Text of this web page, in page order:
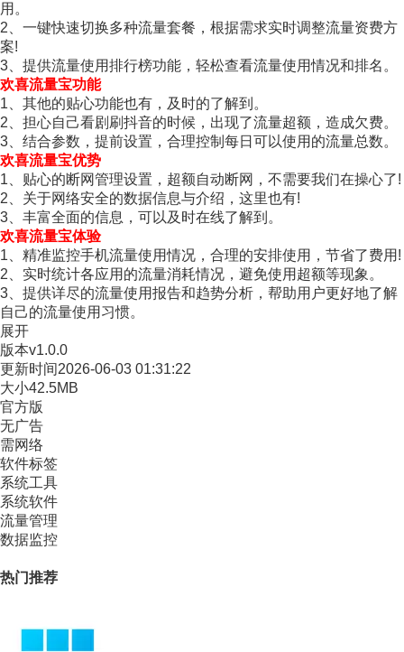
用。
2、一键快速切换多种流量套餐，根据需求实时调整流量资费方
案!
3、提供流量使用排行榜功能，轻松查看流量使用情况和排名。
欢喜流量宝功能
1、其他的贴心功能也有，及时的了解到。
2、担心自己看剧刷抖音的时候，出现了流量超额，造成欠费。
3、结合参数，提前设置，合理控制每日可以使用的流量总数。
欢喜流量宝优势
1、贴心的断网管理设置，超额自动断网，不需要我们在操心了!
2、关于网络安全的数据信息与介绍，这里也有!
3、丰富全面的信息，可以及时在线了解到。
欢喜流量宝体验
1、精准监控手机流量使用情况，合理的安排使用，节省了费用!
2、实时统计各应用的流量消耗情况，避免使用超额等现象。
3、提供详尽的流量使用报告和趋势分析，帮助用户更好地了解
自己的流量使用习惯。
展开
版本v1.0.0
更新时间2026-06-03 01:31:22
大小42.5MB
官方版
无广告
需网络
软件标签
系统工具
系统软件
流量管理
数据监控
热门推荐